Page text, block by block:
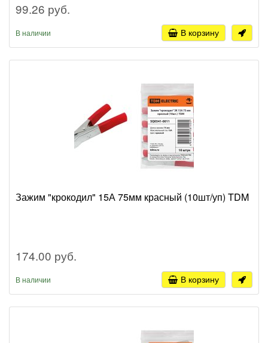
99.26 руб.
В наличии В корзину
Зажим "крокодил" 15А 75мм красный (10шт/уп) TDM
174.00 руб.
В наличии В корзину